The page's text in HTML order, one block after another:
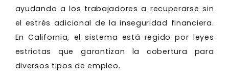
ayudando a los trabajadores a recuperarse sin
el estrés adicional de la inseguridad financiera.
En California, el sistema está regido por leyes
estrictas que garantizan la cobertura para
diversos tipos de empleo.